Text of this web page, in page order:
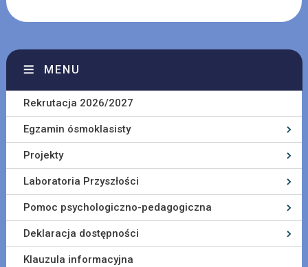
MENU
Rekrutacja 2026/2027
Egzamin ósmoklasisty
Projekty
Laboratoria Przyszłości
Pomoc psychologiczno-pedagogiczna
Deklaracja dostępności
Klauzula informacyjna